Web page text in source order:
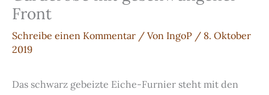
Front
Schreibe einen Kommentar / Von IngoP / 8. Oktober
2019
Das schwarz gebeizte Eiche-Furnier steht mit den